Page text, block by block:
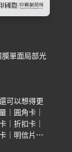
單面局部光
可以想得更
｜圓角卡｜
｜折扣卡｜
｜明信片…